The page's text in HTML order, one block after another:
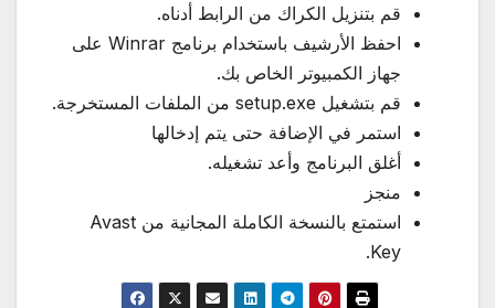
قم بتنزيل الكراك من الرابط أدناه.
احفظ الأرشيف باستخدام برنامج Winrar على
جهاز الكمبيوتر الخاص بك.
قم بتشغيل setup.exe من الملفات المستخرجة.
استمر في الإضافة حتى يتم إدخالها
أغلق البرنامج وأعد تشغيله.
منجز
استمتع بالنسخة الكاملة المجانية من Avast
Key.